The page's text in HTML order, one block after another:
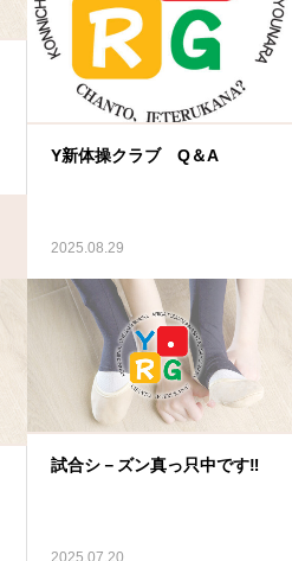
Y新体操クラブ Q＆A
2025.08.29
試合シ－ズン真っ只中です‼